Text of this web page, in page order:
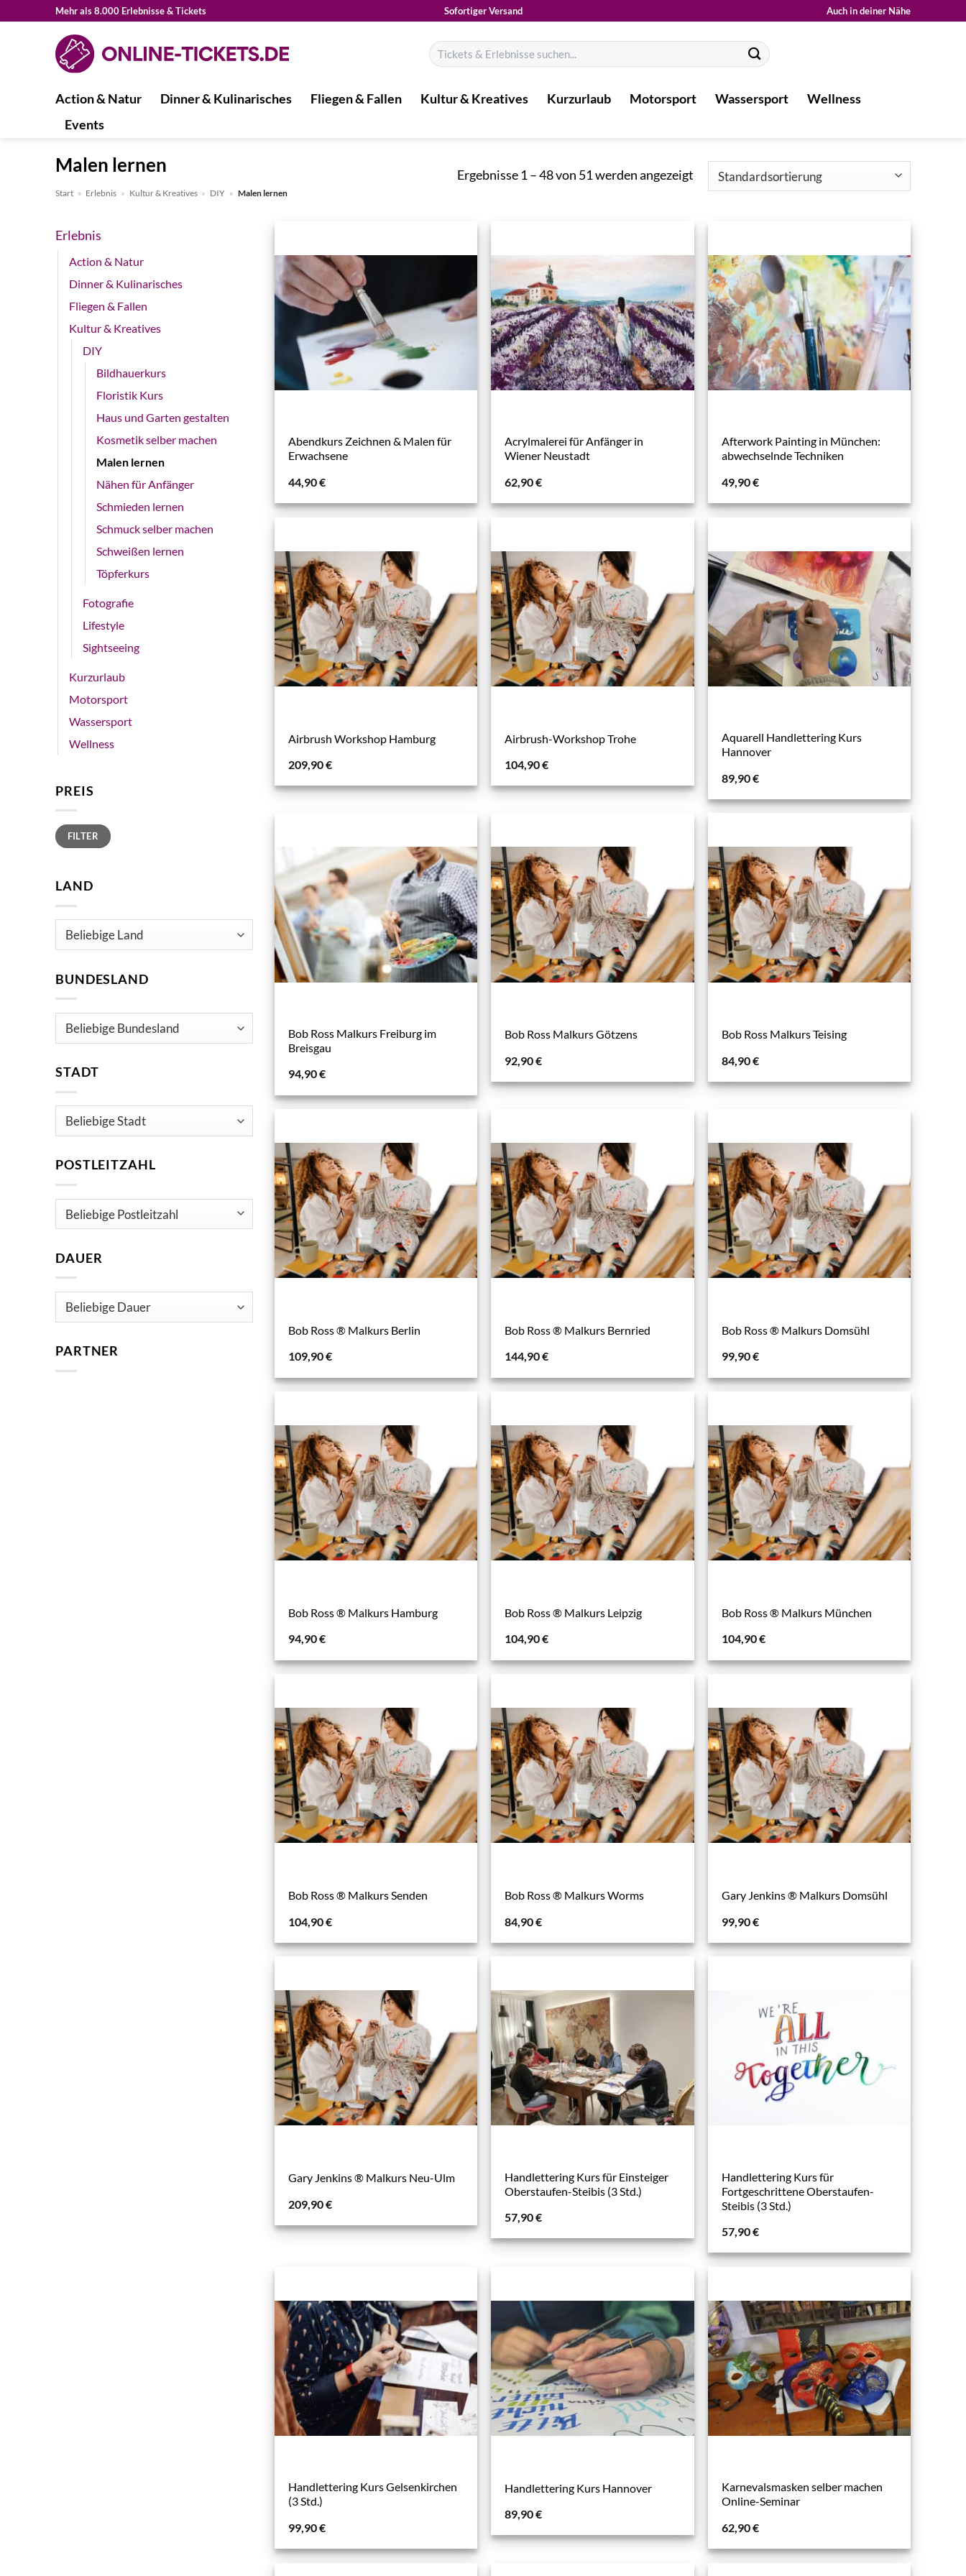
Mehr als 8.000 Erlebnisse & Tickets Sofortiger Versand Auch in deiner Nähe
Suchen
nach:
Action & Natur Dinner & Kulinarisches Fliegen & Fallen Kultur & Kreatives Kurzurlaub Motorsport Wassersport
Wellness
Events
Malen lernen
Start » Erlebnis » Kultur & Kreatives » DIY » Malen lernen
Ergebnisse 1 – 48 von 51 werden angezeigt
Erlebnis
Action & Natur
Dinner & Kulinarisches
Fliegen & Fallen
Kultur & Kreatives
DIY
Bildhauerkurs
Floristik Kurs
Haus und Garten gestalten
Kosmetik selber machen
Malen lernen
Nähen für Anfänger
Schmieden lernen
Schmuck selber machen
Schweißen lernen
Töpferkurs
Fotografie
Lifestyle
Sightseeing
Kurzurlaub
Motorsport
Wassersport
Wellness
PREIS
Min.
Preis
Max.
PreisFILTER
LAND
BUNDESLAND
STADT
POSTLEITZAHL
DAUER
PARTNER
Abendkurs Zeichnen & Malen für
Erwachsene
44,90€
Acrylmalerei für Anfänger in
Wiener Neustadt
62,90€
Afterwork Painting in München:
abwechselnde Techniken
49,90€
Airbrush Workshop Hamburg
209,90€
Airbrush-Workshop Trohe
104,90€
Aquarell Handlettering Kurs
Hannover
89,90€
Bob Ross Malkurs Freiburg im
Breisgau
94,90€
Bob Ross Malkurs Götzens
92,90€
Bob Ross Malkurs Teising
84,90€
Bob Ross ® Malkurs Berlin
109,90€
Bob Ross ® Malkurs Bernried
144,90€
Bob Ross ® Malkurs Domsühl
99,90€
Bob Ross ® Malkurs Hamburg
94,90€
Bob Ross ® Malkurs Leipzig
104,90€
Bob Ross ® Malkurs München
104,90€
Bob Ross ® Malkurs Senden
104,90€
Bob Ross ® Malkurs Worms
84,90€
Gary Jenkins ® Malkurs Domsühl
99,90€
Gary Jenkins ® Malkurs Neu-Ulm
209,90€
Handlettering Kurs für Einsteiger
Oberstaufen-Steibis (3 Std.)
57,90€
Handlettering Kurs für
Fortgeschrittene Oberstaufen-
Steibis (3 Std.)
57,90€
Handlettering Kurs Gelsenkirchen
(3 Std.)
99,90€
Handlettering Kurs Hannover
89,90€
Karnevalsmasken selber machen
Online-Seminar
62,90€